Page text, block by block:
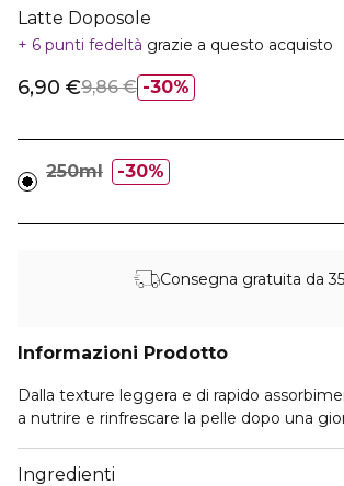
Latte Doposole
6 punti fedeltà grazie a questo acquisto
30%
6,90 €9,86 €
250ml 30%
Consegna gratuita da
Informazioni Prodotto
Dalla texture leggera e di rapido
a nutrire e rinfrescare la pelle dopo una
Ingredienti